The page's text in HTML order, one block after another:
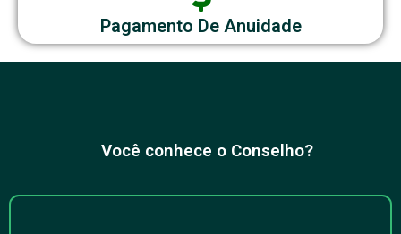
Pagamento De Anuidade
Você conhece o Conselho?